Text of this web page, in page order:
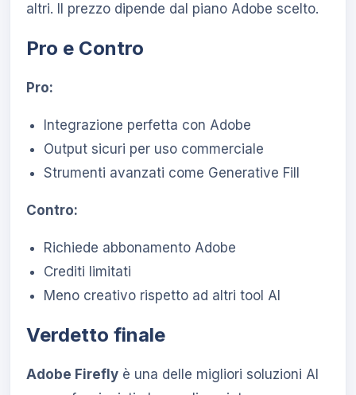
altri. Il prezzo dipende dal piano Adobe scelto.
Pro e Contro
Pro:
Integrazione perfetta con Adobe
Output sicuri per uso commerciale
Strumenti avanzati come Generative Fill
Contro:
Richiede abbonamento Adobe
Crediti limitati
Meno creativo rispetto ad altri tool AI
Verdetto finale
Adobe Firefly è una delle migliori soluzioni AI